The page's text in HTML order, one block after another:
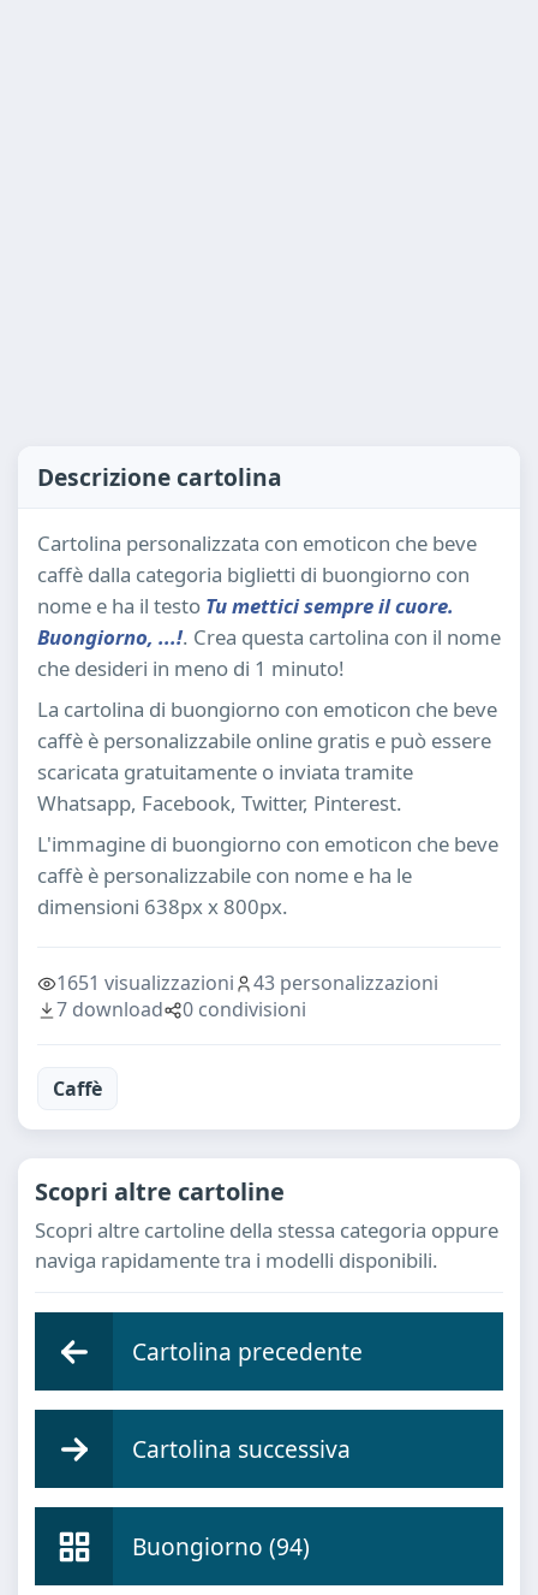
Descrizione cartolina
Cartolina personalizzata con emoticon che beve
caffè dalla categoria biglietti di buongiorno con
nome e ha il testo Tu mettici sempre il cuore.
Buongiorno, ...!. Crea questa cartolina con il nome
che desideri in meno di 1 minuto!
La cartolina di buongiorno con emoticon che beve
caffè è personalizzabile online gratis e può essere
scaricata gratuitamente o inviata tramite
Whatsapp, Facebook, Twitter, Pinterest.
L'immagine di buongiorno con emoticon che beve
caffè è personalizzabile con nome e ha le
dimensioni 638px x 800px.
1651 visualizzazioni
43 personalizzazioni
7 download
0 condivisioni
Caffè
Scopri altre cartoline
Scopri altre cartoline della stessa categoria oppure
naviga rapidamente tra i modelli disponibili.
Cartolina precedente
Cartolina successiva
Buongiorno (94)